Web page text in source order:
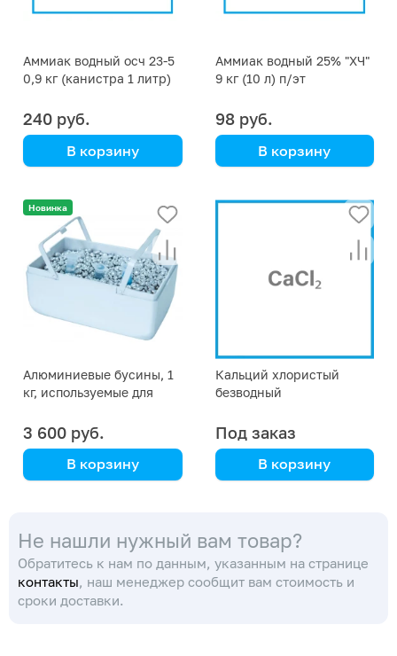
Аммиак водный осч 23-5
0,9 кг (канистра 1 литр)
240 руб.
В корзину
Аммиак водный 25% "ХЧ"
9 кг (10 л) п/эт
98 руб.
В корзину
канистра
Новинка
Алюминиевые бусины, 1
кг, используемые для
3 600 руб.
В корзину
Кальций хлористый
безводный
0.5 кг
Под заказ
В корзину
Не нашли нужный вам товар?
Обратитесь к нам по данным, указанным на странице
контакты, наш менеджер сообщит вам стоимость и
сроки доставки.